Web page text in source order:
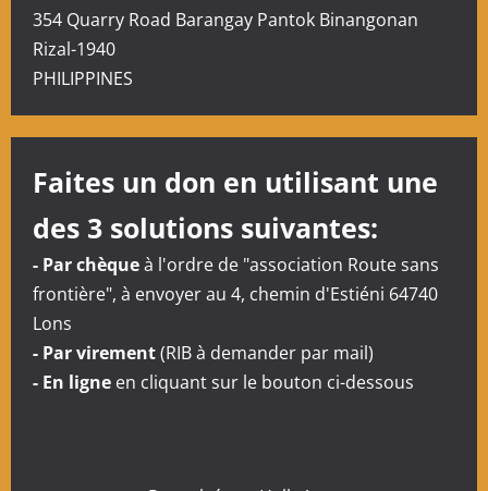
o
n
d
’
a
r
t
i
c
354 Quarry Road Barangay Pantok Binangonan
Rizal-1940
PHILIPPINES
Faites un don en utilisant une
des 3 solutions suivantes:
- Par chèqueà l'ordre de "association Route sans
frontière", à envoyer au 4, chemin d'Estiéni 64740
Lons
- Par virement(RIB à demander par mail)
- En ligne en cliquant sur le bouton ci-dessous